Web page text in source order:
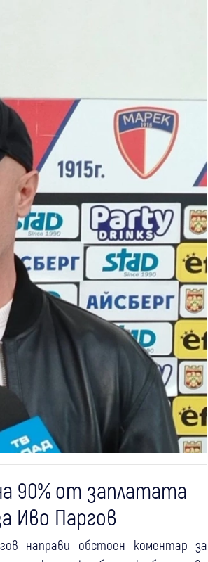
90% от заплатата
Иво Паргов
направи обстоен коментар за